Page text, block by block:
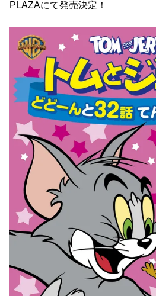
PLAZAにて発売決定！